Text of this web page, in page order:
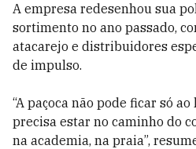
A empresa redesenhou sua
sortimento no ano passado,
atacarejo e distribuidores
de impulso.
“A paçoca não pode ficar só
precisa estar no caminho do
na academia, na praia”,